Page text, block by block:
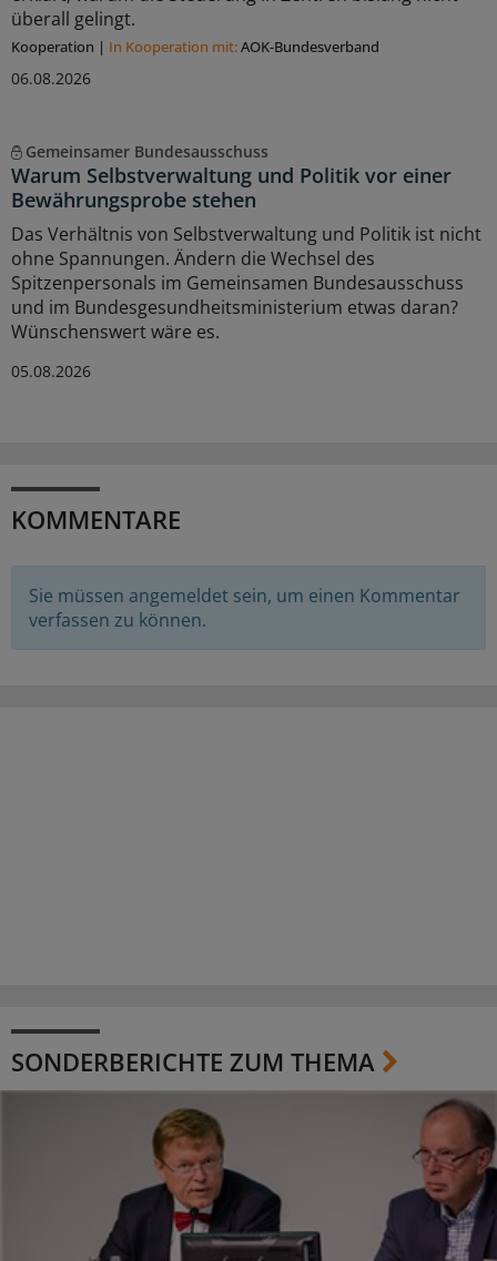
überall gelingt.
Kooperation | In Kooperation mit:AOK-Bundesverband
06.08.2026
Gemeinsamer Bundesausschuss
Warum Selbstverwaltung und Politik vor einer
Bewährungsprobe stehen
Das Verhältnis von Selbstverwaltung und Politik ist nicht
ohne Spannungen. Ändern die Wechsel des
Spitzenpersonals im Gemeinsamen Bundesausschuss
und im Bundesgesundheitsministerium etwas daran?
Wünschenswert wäre es.
05.08.2026
KOMMENTARE
Sie müssen angemeldet sein, um einen Kommentar
verfassen zu können.
SONDERBERICHTE ZUM THEMA